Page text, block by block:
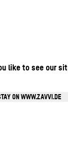
like to see our
ON WWW.ZAVVI.DE